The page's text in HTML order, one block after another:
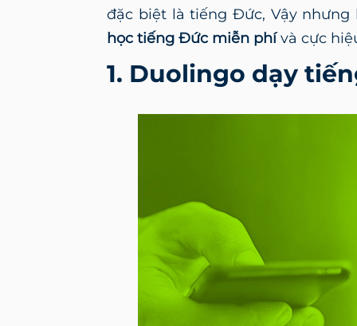
đặc biệt là tiếng Đức, Vậy
học tiếng Đức miễn phívà cực
1. Duolingo dạy